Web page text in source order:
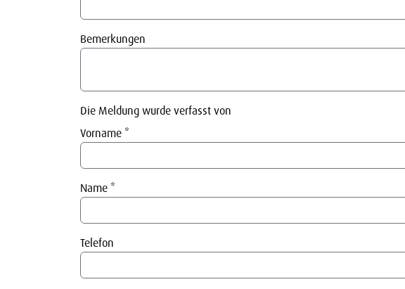
Bemerkungen
Die Meldung wurde verfasst von
Vorname *
Name *
Telefon